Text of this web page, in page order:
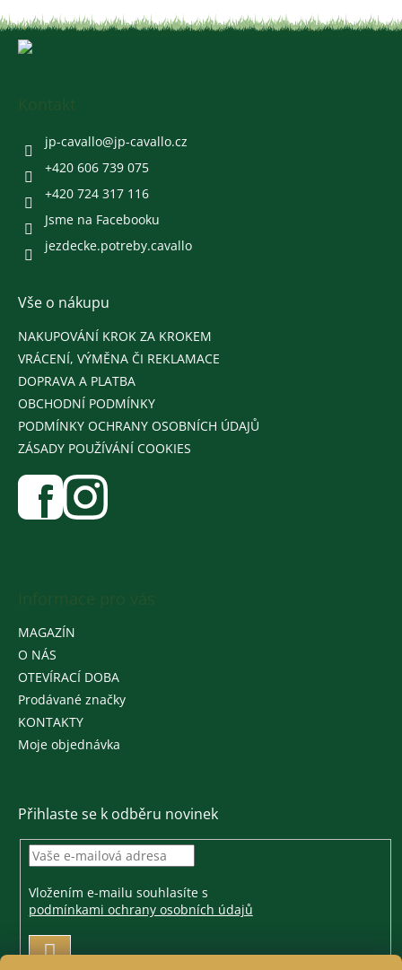
jp-cavallo@jp-cavallo.cz
+420 606 739 075
+420 724 317 116
Jsme na Facebooku
jezdecke.potreby.cavallo
Vše o nákupu
NAKUPOVÁNÍ KROK ZA KROKEM
VRÁCENÍ, VÝMĚNA ČI REKLAMACE
DOPRAVA A PLATBA
OBCHODNÍ PODMÍNKY
PODMÍNKY OCHRANY OSOBNÍCH ÚDAJŮ
ZÁSADY POUŽÍVÁNÍ COOKIES
MAGAZÍN
O NÁS
OTEVÍRACÍ DOBA
Prodávané značky
KONTAKTY
Moje objednávka
Přihlaste se k odběru novinek
Vložením e-mailu souhlasíte s
podmínkami ochrany osobních údajů
PŘIHLÁSIT